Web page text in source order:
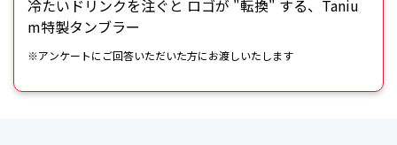
冷たいドリンクを注ぐと ロゴが "転換" する、Taniu
m特製タンブラー
※アンケートにご回答いただいた方にお渡しいたします